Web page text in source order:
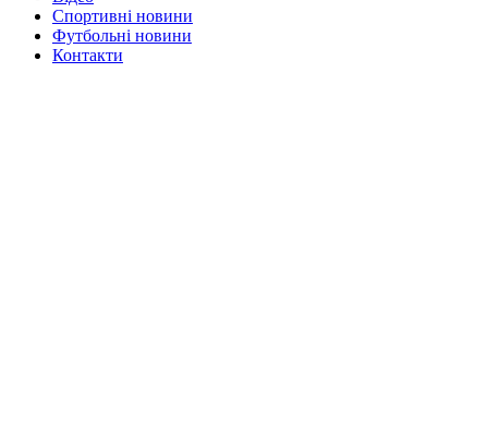
Спортивні новини
Футбольні новини
Контакти